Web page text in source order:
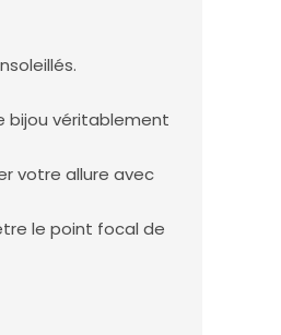
bijou véritablement
votre allure avec
le point focal de